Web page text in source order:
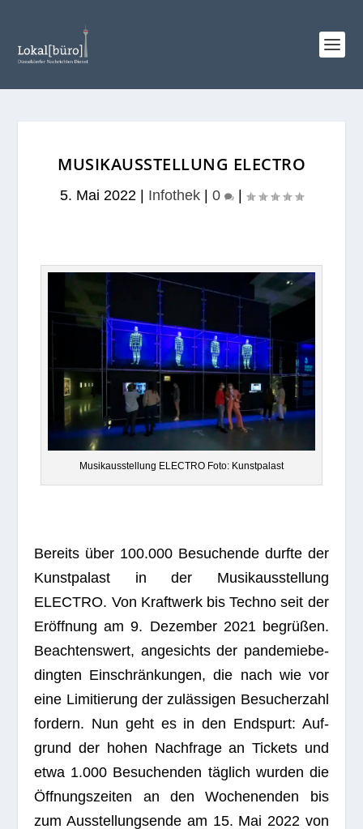
MUSIKAUSSTELLUNG ELECTRO
5. Mai 2022 Infothek 0
Musik­aus­stel­lung ELECTRO Foto: Kunstpalast
Bereits über 100.000 Besu­chende durfte der
Kunst­pa­last in der Musik­aus­stel­lung
ELECTRO. Von Kraft­werk bis Techno seit der
Eröff­nung am 9. Dezem­ber 2021 begrü­ßen.
Beach­tens­wert, ange­sichts der pan­de­mie­be­
ding­ten Ein­schrän­kun­gen, die nach wie vor
eine Limi­tie­rung der zuläs­si­gen Besu­cher­zahl
for­dern. Nun geht es in den End­spurt: Auf­
grund der hohen Nach­frage an Tickets und
etwa 1.000 Besu­chen­den täg­lich wur­den die
Öff­nungs­zei­ten an den Wochen­en­den bis
zum Aus­stel­lungs­ende am 15. Mai 2022 von